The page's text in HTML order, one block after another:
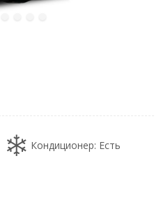
Кондиционер: Есть